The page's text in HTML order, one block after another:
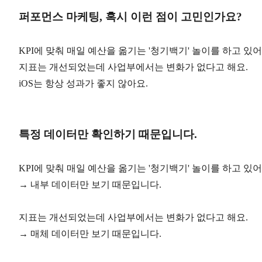
퍼포먼스 마케팅, 혹시 이런 점이 고민인가요?
KPI에 맞춰 매일 예산을 옮기는 '청기백기' 놀이를 하고 있
지표는 개선되었는데 사업부에서는 변화가 없다고 해요.
iOS는 항상 성과가 좋지 않아요.
특정 데이터만 확인하기 때문입니다.
KPI에 맞춰 매일 예산을 옮기는 '청기백기' 놀이를 하고 있
→ 내부 데이터만 보기 때문입니다.
지표는 개선되었는데 사업부에서는 변화가 없다고 해요.
→ 매체 데이터만 보기 때문입니다.